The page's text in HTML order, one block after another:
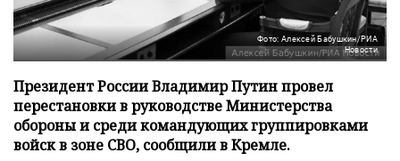
Фото: Алексей Бабушкин/РИА
Новости
Президент России Владимир Путин провел
перестановки в руководстве Министерства
обороны и среди командующих группировками
войск в зоне СВО, сообщили в Кремле.